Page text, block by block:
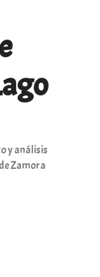
y análisis
Zamora